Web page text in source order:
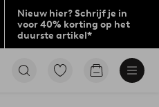
Nieuw hier? Schrijf je in
voor 40% korting op het
duurste artikel*
Ga
Go